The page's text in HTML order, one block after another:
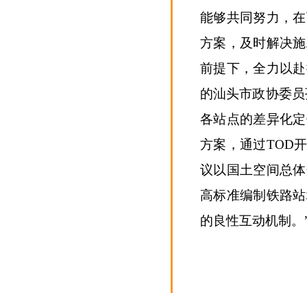
能够共同努力，
方案，及时解决
前提下，全力以
的汕头市政协委
各站点的差异化
方案，通过TOD
议以国土空间总
高标准编制铁路
的良性互动机制。